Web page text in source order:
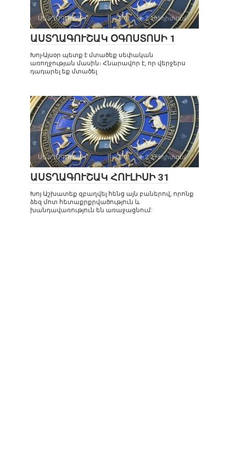
ԱՍՏՂԱԳՈՒՇԱԿ 0 2 105դիտում
ԱՍՏՂԱԳՈՒՇԱԿ ՕԳՈՍՏՈՍԻ 1
Խոյ-Այսօր պետք է մտածեք սեփական
առողջության մասին։ Հնարավոր է, որ վերջերս
դադարել եք մտածել
ԱՍՏՂԱԳՈՒՇԱԿ 0 2 278դիտում
ԱՍՏՂԱԳՈՒՇԱԿ ՀՈՒԼԻՍԻ 31
Խոյ Աշխատեք զբաղվել հենց այն բաներով, որոնք
ձեզ մոտ հետաքրքրվածություն և
խանդավառություն են առաջացնում: